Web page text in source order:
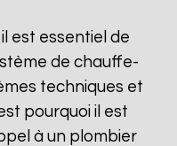
il est essentiel de
de chauffe-
techniques et
pourquoi il est
à un plombier